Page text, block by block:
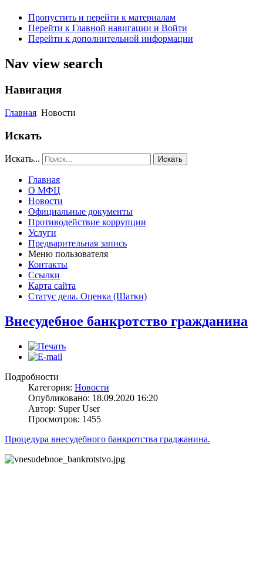
Пропустить и перейти к материалам
Перейти к Главной навигации и Войти
Перейти к дополнительной информации
Nav view search
Навигация
Главная Новости
Искать
Искать... Искать
Главная
О МФЦ
Новости
Официальные документы
Противодействие коррупции
Услуги
Предварительная запись
Меню пользователя
Контакты
Ссылки
Карта сайта
Статус дела. Оценка (Шатки)
Внесудебное банкротство гражданина
Подробности
Категория: Новости
Опубликовано: 18.09.2020 16:20
Автор: Super User
Просмотров: 1455
Процедура внесудебного банкротства граджанина.